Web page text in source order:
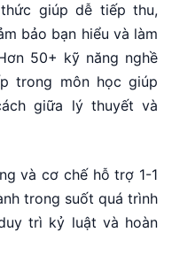
giúp dễ tiếp thu,
bảo bạn hiểu và làm
50+ kỹ năng nghề
trong môn học giúp
giữa lý thuyết và
và cơ chế hỗ trợ 1-1
trong suốt quá trình
trì kỷ luật và hoàn